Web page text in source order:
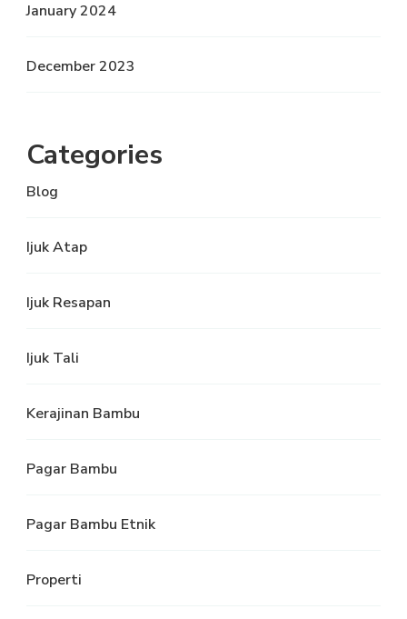
January 2024
December 2023
Categories
Blog
Ijuk Atap
Ijuk Resapan
Ijuk Tali
Kerajinan Bambu
Pagar Bambu
Pagar Bambu Etnik
Properti